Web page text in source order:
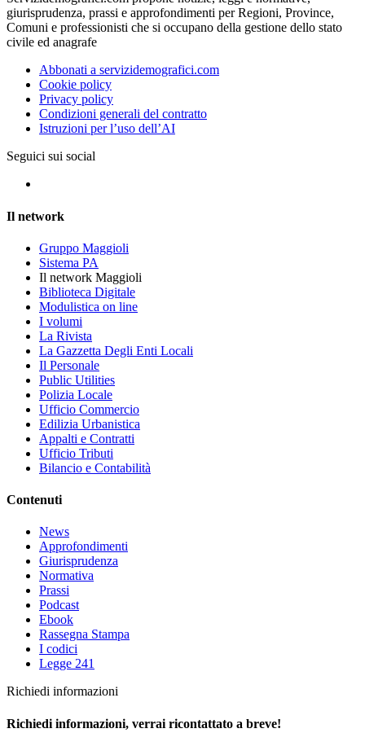
giurisprudenza, prassi e approfondimenti per Regioni, Province,
Comuni e professionisti che si occupano della gestione dello stato
civile ed anagrafe
Abbonati a servizidemografici.com
Cookie policy
Privacy policy
Condizioni generali del contratto
Istruzioni per l’uso dell’AI
Seguici sui social
Il network
Gruppo Maggioli
Sistema PA
Il network Maggioli
Biblioteca Digitale
Modulistica on line
I volumi
La Rivista
La Gazzetta Degli Enti Locali
Il Personale
Public Utilities
Polizia Locale
Ufficio Commercio
Edilizia Urbanistica
Appalti e Contratti
Ufficio Tributi
Bilancio e Contabilità
Contenuti
News
Approfondimenti
Giurisprudenza
Normativa
Prassi
Podcast
Ebook
Rassegna Stampa
I codici
Legge 241
Richiedi informazioni
Richiedi informazioni, verrai ricontattato a breve!